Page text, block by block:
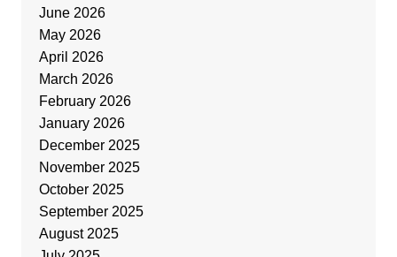
June 2026
May 2026
April 2026
March 2026
February 2026
January 2026
December 2025
November 2025
October 2025
September 2025
August 2025